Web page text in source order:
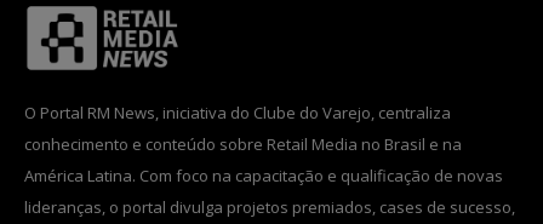
12,345
Fãs
5,678
Seguidores
12,345
Seguidores
O Portal RM News, iniciativa do Clube do Varejo, centraliza
conhecimento e conteúdo sobre Retail Media no Brasil e na
América Latina. Com foco na capacitação e qualificação de novas
lideranças, o portal divulga projetos premiados, cases de sucesso,